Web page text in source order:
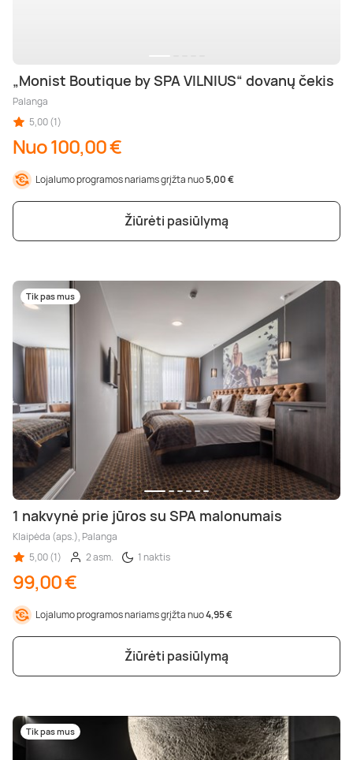
„Monist Boutique by SPA VILNIUS“ dovanų čekis
Palanga
5,00 (1)
Nuo 100,00 €
Lojalumo programos nariams grįžta nuo5,00 €
Žiūrėti pasiūlymą
Tik pas mus
1 nakvynė prie jūros su SPA malonumais
Klaipėda (aps.), Palanga
5,00 (1)
2 asm. 1 naktis
99,00 €
Lojalumo programos nariams grįžta nuo4,95 €
Žiūrėti pasiūlymą
Tik pas mus